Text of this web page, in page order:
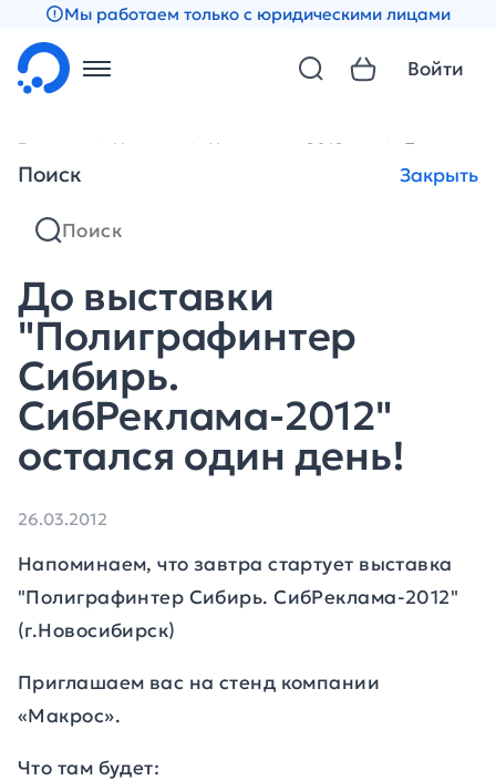
Мы работаем только с юридическими лицами
Поиск Закрыть
Войти
Главная Новости Новости за 2012 год До
До выставки
"Полиграфинтер
Сибирь.
СибРеклама-2012"
остался один день!
26.03.2012
Напоминаем, что завтра стартует выставка
"Полиграфинтер Сибирь. СибРеклама-2012"
(г.Новосибирск)
Приглашаем вас на стенд компании
«Макрос».
Что там будет: